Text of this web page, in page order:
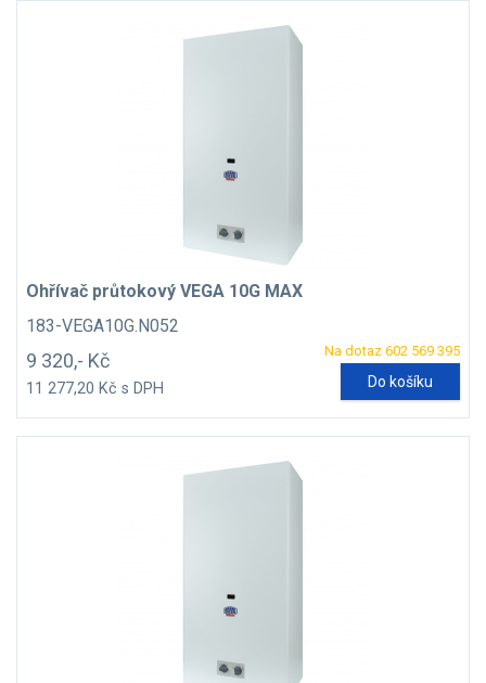
Ohřívač průtokový VEGA 10G MAX
183-VEGA10G.N052
Na dotaz 602 569 395
9 320,- Kč
11 277,20 Kč s DPH Do košíku